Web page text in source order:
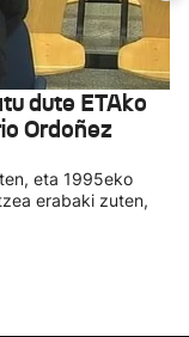
dute ETAko
Ordoñez
eta 1995eko
erabaki zuten,